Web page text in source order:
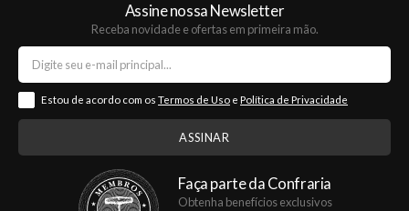
Assine nossa Newsletter
Receba novidade e ofertas em primeira mão.
Estou de acordo com os Termos de Uso e Política de Privacidade
Faça parte da Confraria
Obtenha benefícios exclusivos